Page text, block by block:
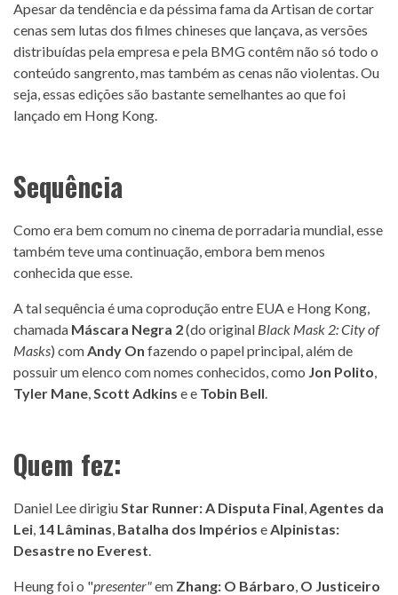
Apesar da tendência e da péssima fama da Artisan de cortar
cenas sem lutas dos filmes chineses que lançava, as versões
distribuídas pela empresa e pela BMG contêm não só todo o
conteúdo sangrento, mas também as cenas não violentas. Ou
seja, essas edições são bastante semelhantes ao que foi
lançado em Hong Kong.
Sequência
Como era bem comum no cinema de porradaria mundial, esse
também teve uma continuação, embora bem menos
conhecida que esse.
A tal sequência é uma coprodução entre EUA e Hong Kong,
chamada Máscara Negra 2(do original Black Mask 2: City of
Masks) com Andy On fazendo o papel principal, além de
possuir um elenco com nomes conhecidos, como Jon Polito
Tyler Mane Scott Adkins e e Tobin Bell
Quem fez:
Daniel Lee dirigiu Star Runner: A Disputa Final Agentes da
Lei 14 Lâminas Batalha dos Impérios e Alpinistas:
Desastre no Everest
Heung foi o "presenter"em Zhang: O Bárbaro O Justiceiro